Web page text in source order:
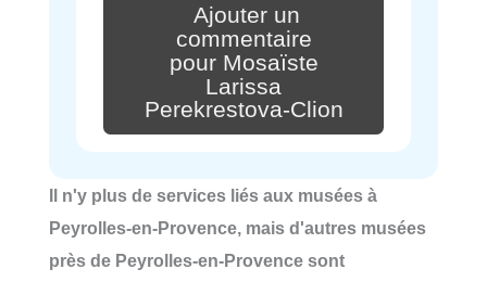
Ajouter un
commentaire
pour Mosaïste
Larissa
Perekrestova-Clion
Il n'y plus de services liés aux musées à
Peyrolles-en-Provence, mais d'autres musées
près de Peyrolles-en-Provence sont